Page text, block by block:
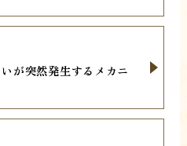
が突然発生するメカニ